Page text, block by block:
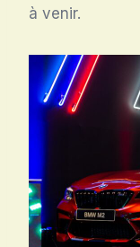
à venir.